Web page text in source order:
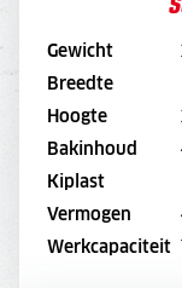
Gewicht
Breedte
Hoogte
Bakinhoud
Kiplast
Vermogen
Werkcapaciteit